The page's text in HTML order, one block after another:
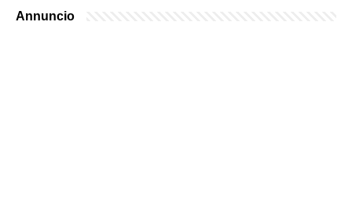
Annuncio